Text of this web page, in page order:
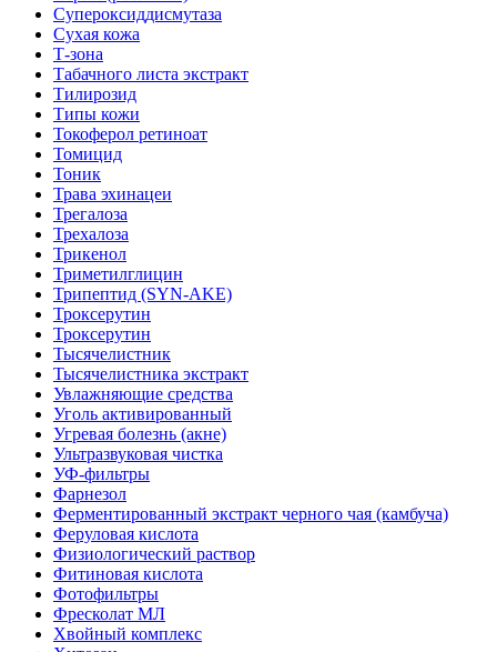
Супероксиддисмутаза
Сухая кожа
Т-зона
Табачного листа экстракт
Тилирозид
Типы кожи
Токоферол ретиноат
Томицид
Тоник
Трава эхинацеи
Трегалоза
Трехалоза
Трикенол
Триметилглицин
Трипептид (SYN-AKE)
Троксерутин
Троксерутин
Тысячелистник
Тысячелистника экстракт
Увлажняющие средства
Уголь активированный
Угревая болезнь (акне)
Ультразвуковая чистка
УФ-фильтры
Фарнезол
Ферментированный экстракт черного чая (камбуча)
Феруловая кислота
Физиологический раствор
Фитиновая кислота
Фотофильтры
Фресколат МЛ
Хвойный комплекс